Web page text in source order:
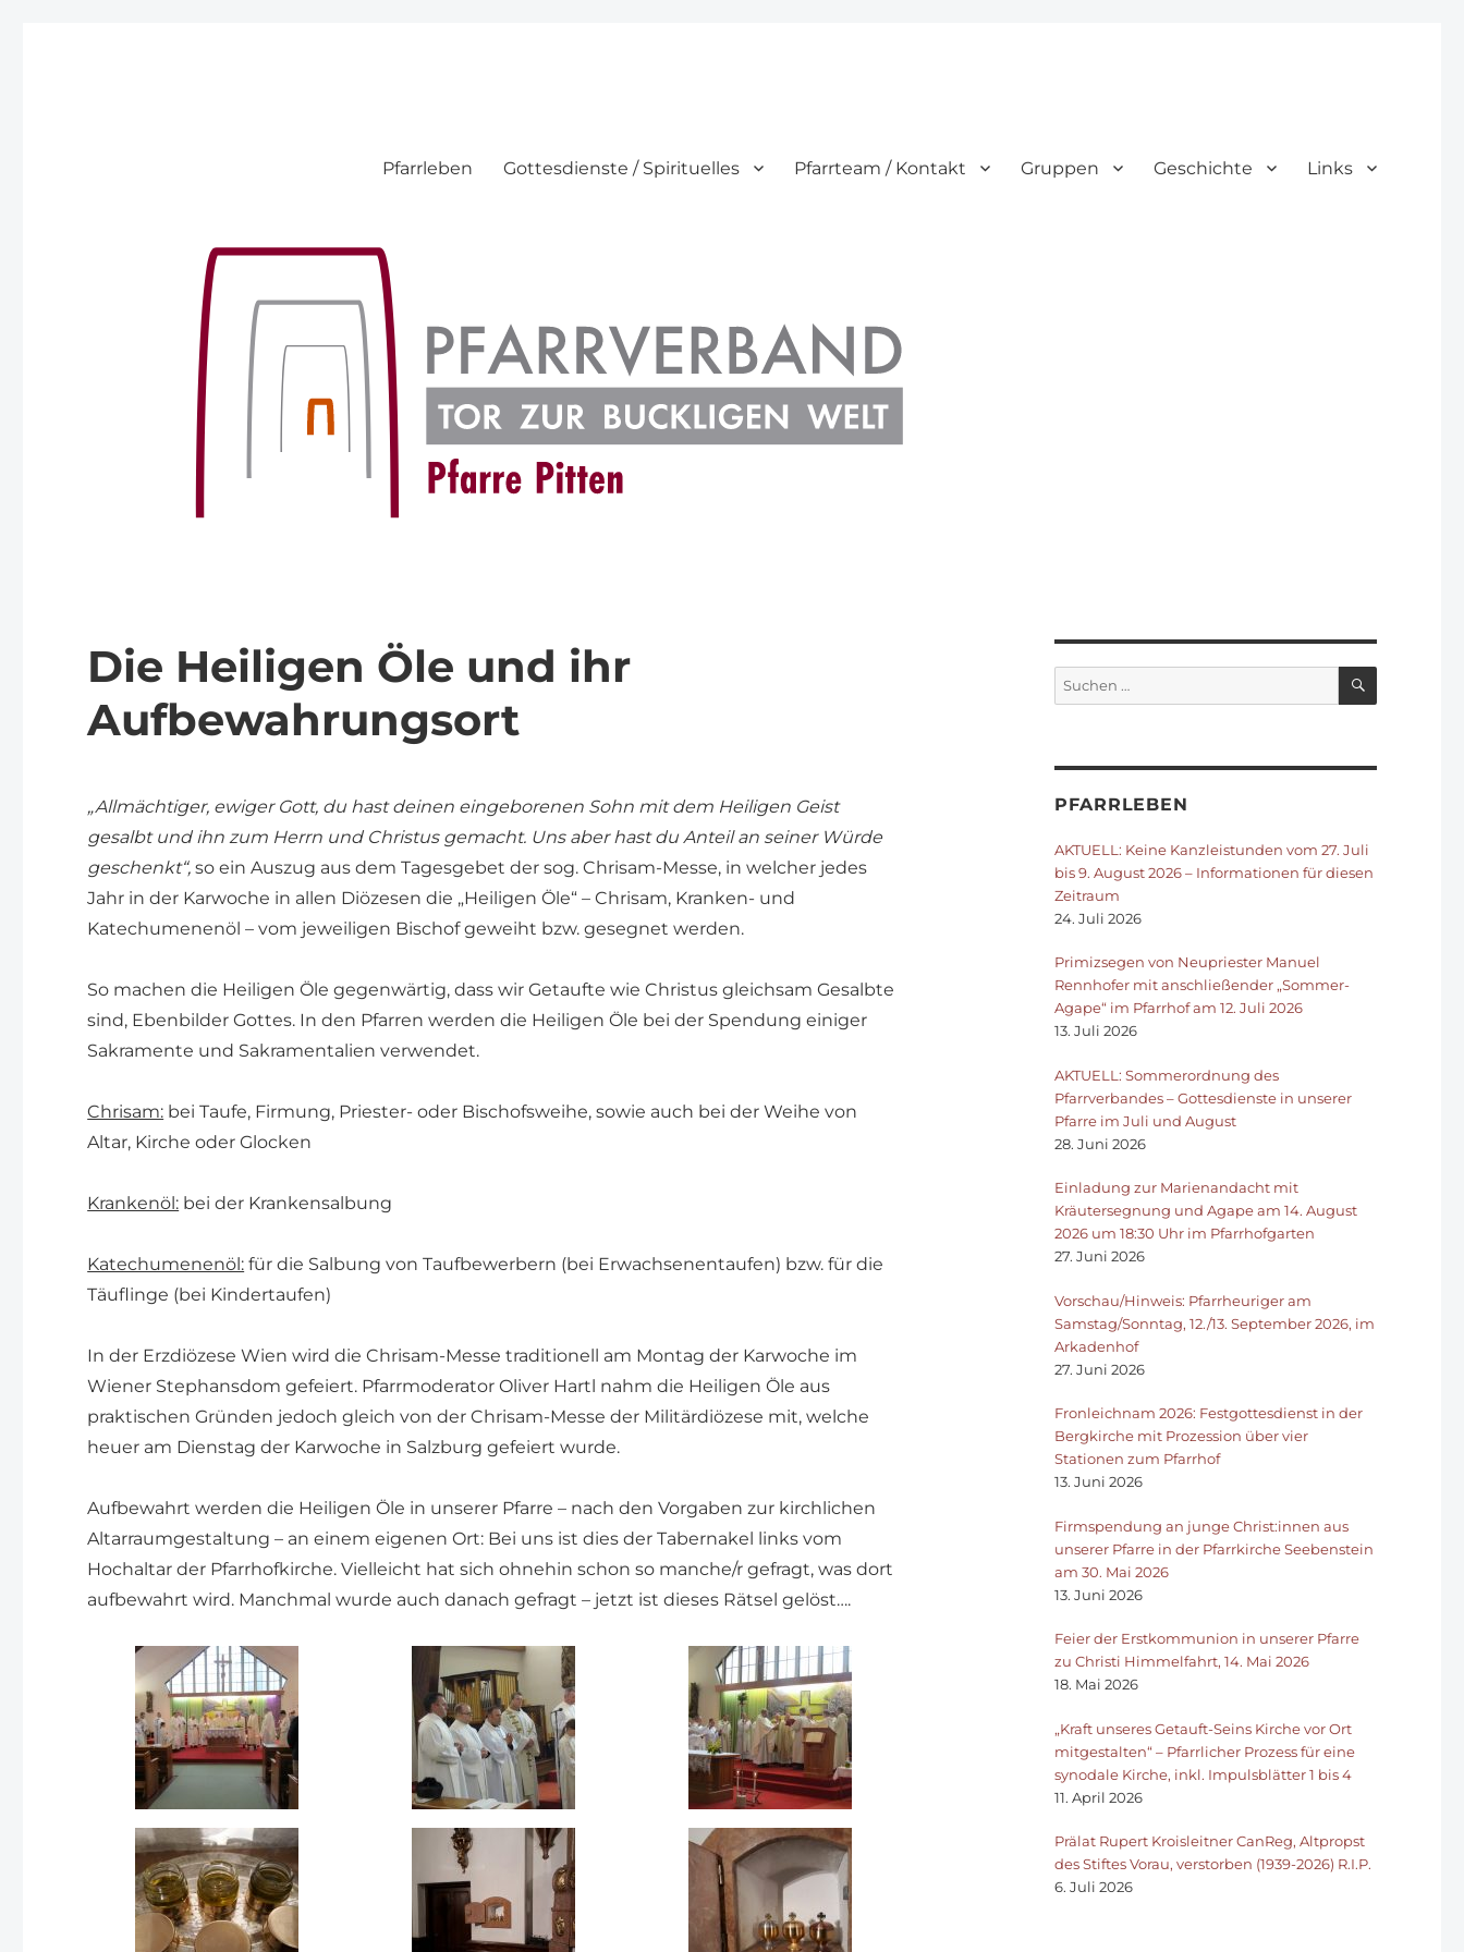
Pfarrleben Gottesdienste / Spirituelles Pfarrteam / Kontakt Gruppen Geschichte Links
Die Heiligen Öle und ihr
Aufbewahrungsort
„Allmächtiger, ewiger Gott, du hast deinen eingeborenen Sohn mit dem Heiligen Geist
gesalbt und ihn zum Herrn und Christus gemacht. Uns aber hast du Anteil an seiner Würde
geschenkt“, so ein Auszug aus dem Tagesgebet der sog. Chrisam-Messe, in welcher jedes
Jahr in der Karwoche in allen Diözesen die „Heiligen Öle“ – Chrisam, Kranken- und
Katechumenenöl – vom jeweiligen Bischof geweiht bzw. gesegnet werden.
So machen die Heiligen Öle gegenwärtig, dass wir Getaufte wie Christus gleichsam Gesalbte
sind, Ebenbilder Gottes. In den Pfarren werden die Heiligen Öle bei der Spendung einiger
Sakramente und Sakramentalien verwendet.
Chrisam: bei Taufe, Firmung, Priester- oder Bischofsweihe, sowie auch bei der Weihe von
Altar, Kirche oder Glocken
Krankenöl: bei der Krankensalbung
Katechumenenöl: für die Salbung von Taufbewerbern (bei Erwachsenentaufen) bzw. für die
Täuflinge (bei Kindertaufen)
In der Erzdiözese Wien wird die Chrisam-Messe traditionell am Montag der Karwoche im
Wiener Stephansdom gefeiert. Pfarrmoderator Oliver Hartl nahm die Heiligen Öle aus
praktischen Gründen jedoch gleich von der Chrisam-Messe der Militärdiözese mit, welche
heuer am Dienstag der Karwoche in Salzburg gefeiert wurde.
Aufbewahrt werden die Heiligen Öle in unserer Pfarre – nach den Vorgaben zur kirchlichen
Altarraumgestaltung – an einem eigenen Ort: Bei uns ist dies der Tabernakel links vom
Hochaltar der Pfarrhofkirche. Vielleicht hat sich ohnehin schon so manche/r gefragt, was dort
aufbewahrt wird. Manchmal wurde auch danach gefragt – jetzt ist dieses Rätsel gelöst….
Suchen
SUCHEN
PFARRLEBEN
AKTUELL: Keine Kanzleistunden vom 27. Juli
bis 9. August 2026 – Informationen für diesen
Zeitraum
24. Juli 2026
Primizsegen von Neupriester Manuel
Rennhofer mit anschließender „Sommer-
Agape“ im Pfarrhof am 12. Juli 2026
13. Juli 2026
AKTUELL: Sommerordnung des
Pfarrverbandes – Gottesdienste in unserer
Pfarre im Juli und August
28. Juni 2026
Einladung zur Marienandacht mit
Kräutersegnung und Agape am 14. August
2026 um 18:30 Uhr im Pfarrhofgarten
27. Juni 2026
Vorschau/Hinweis: Pfarrheuriger am
Samstag/Sonntag, 12./13. September 2026, im
Arkadenhof
27. Juni 2026
Fronleichnam 2026: Festgottesdienst in der
Bergkirche mit Prozession über vier
Stationen zum Pfarrhof
13. Juni 2026
Firmspendung an junge Christ:innen aus
unserer Pfarre in der Pfarrkirche Seebenstein
am 30. Mai 2026
13. Juni 2026
Feier der Erstkommunion in unserer Pfarre
zu Christi Himmelfahrt, 14. Mai 2026
18. Mai 2026
„Kraft unseres Getauft-Seins Kirche vor Ort
mitgestalten“ – Pfarrlicher Prozess für eine
synodale Kirche, inkl. Impulsblätter 1 bis 4
11. April 2026
Prälat Rupert Kroisleitner CanReg, Altpropst
des Stiftes Vorau, verstorben (1939-2026) R.I.P.
6. Juli 2026